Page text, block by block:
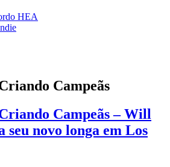
HEA
Campeãs
Campeãs – Will
seu novo longa em Los